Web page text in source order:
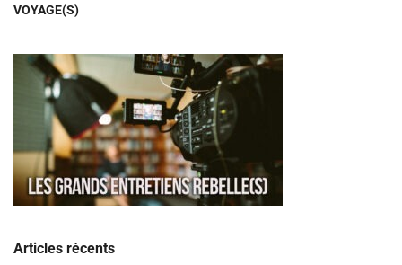
VOYAGE(S)
Articles récents